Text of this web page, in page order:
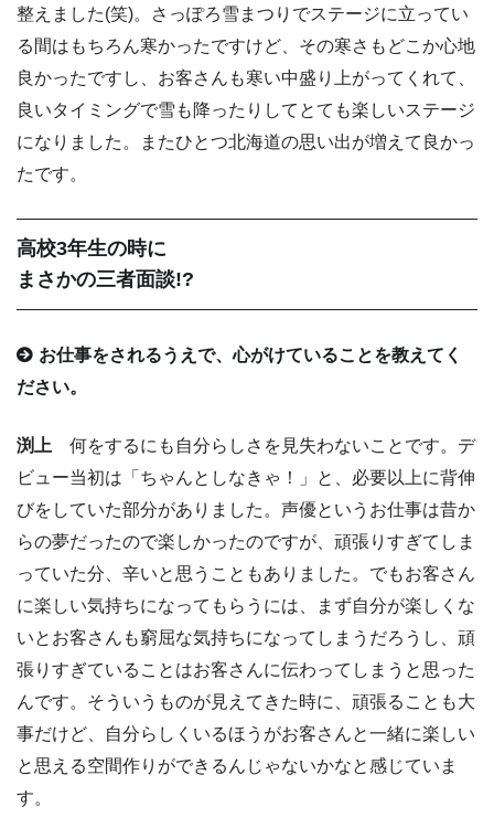
整えました(笑)。さっぽろ雪まつりでステージに立ってい
る間はもちろん寒かったですけど、その寒さもどこか心地
良かったですし、お客さんも寒い中盛り上がってくれて、
良いタイミングで雪も降ったりしてとても楽しいステージ
になりました。またひとつ北海道の思い出が増えて良かっ
たです。
高校3年生の時に
まさかの三者面談!?
お仕事をされるうえで、心がけていることを教えてく
ださい。
渕上 何をするにも自分らしさを見失わないことです。デ
ビュー当初は「ちゃんとしなきゃ！」と、必要以上に背伸
びをしていた部分がありました。声優というお仕事は昔か
らの夢だったので楽しかったのですが、頑張りすぎてしま
っていた分、辛いと思うこともありました。でもお客さん
に楽しい気持ちになってもらうには、まず自分が楽しくな
いとお客さんも窮屈な気持ちになってしまうだろうし、頑
張りすぎていることはお客さんに伝わってしまうと思った
んです。そういうものが見えてきた時に、頑張ることも大
事だけど、自分らしくいるほうがお客さんと一緒に楽しい
と思える空間作りができるんじゃないかなと感じていま
す。